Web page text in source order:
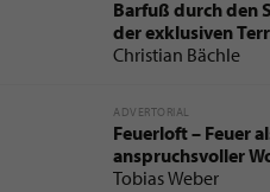
Barfuß durch den
der exklusiven
Christian Bächle
ADVERTORIAL
Feuerloft – Feuer
anspruchsvoller
Tobias Weber